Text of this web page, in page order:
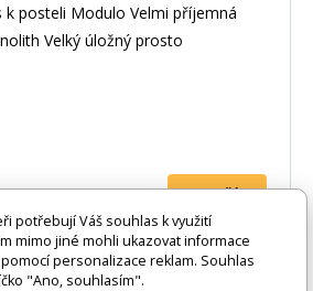
k posteli Modulo Velmi příjemná
Velký úložný prosto
1-2 týdny
potřebují Váš souhlas k využití
mimo jiné mohli ukazovat informace
personalizace reklam. Souhlas
"Ano, souhlasím".